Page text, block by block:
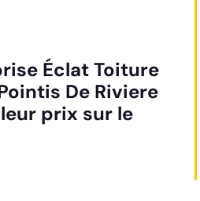
Éclat Toiture
De Riviere
prix sur le